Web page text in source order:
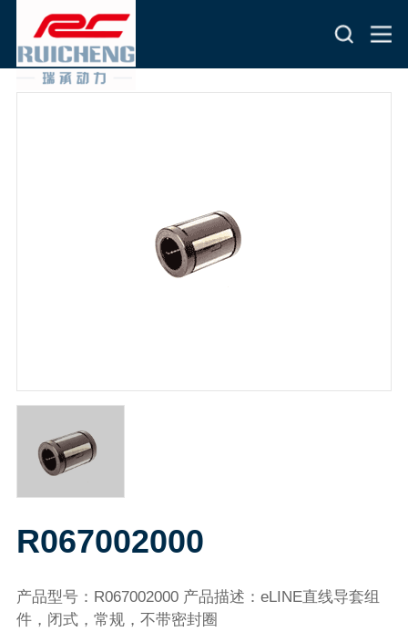
R067002000
产品型号：R067002000 产品描述：eLINE直线导套组
件，闭式，常规，不带密封圈